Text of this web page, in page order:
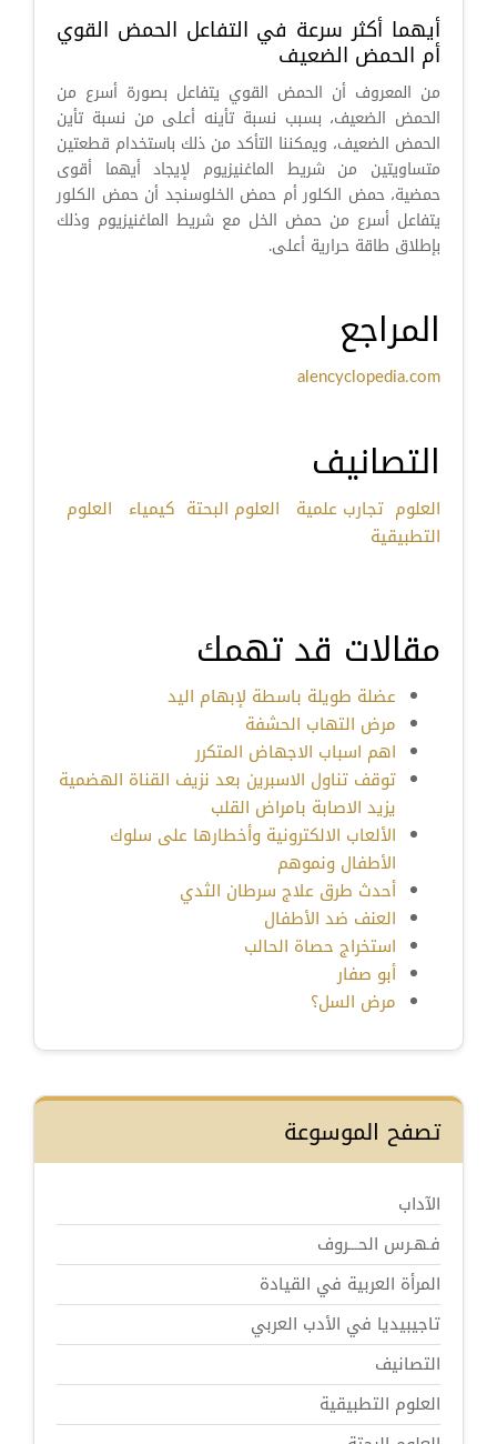
أيهما أكثر سرعة في التفاعل الحمض القوي
أم الحمض الضعيف
من المعروف أن الحمض القوي يتفاعل بصورة أسرع من
الحمض الضعيف، بسبب نسبة تأينه أعلى من نسبة تأين
الحمض الضعيف، ويمكننا التأكد من ذلك باستخدام قطعتين
متساويتين من شريط الماغنيزيوم لإيجاد أيهما أقوى
حمضية، حمض الكلور أم حمض الخلوسنجد أن حمض الكلور
يتفاعل أسرع من حمض الخل مع شريط الماغنيزيوم وذلك
بإطلاق طاقة حرارية أعلى.
المراجع
alencyclopedia.com
التصانيف
العلوم تجارب علمية العلوم البحتة كيمياء
العلوم
التطبيقية
مقالات قد تهمك
عضلة طويلة باسطة لإبهام اليد
مرض التهاب الحشفة
اهم اسباب الاجهاض المتكرر
توقف تناول الاسبرين بعد نزيف القناة الهضمية
يزيد الاصابة بامراض القلب
الألعاب الالكترونية وأخطارها على سلوك
الأطفال ونموهم
أحدث طرق علاج سرطان الثدي
العنف ضد الأطفال
استخراج حصاة الحالب
أبو صفار
مرض السل؟
تصفح الموسوعة
الآداب
فـهـرس الحـــروف
المرأة العربية في القيادة
تاجيبيديا في الأدب العربي
التصانيف
العلوم التطبيقية